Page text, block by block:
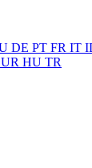
DE PT FR IT
UR HU TR